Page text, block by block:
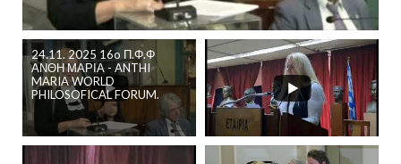
24.11. 2025 16o Π.Φ.Φ
ΑΝΘΗ ΜΑΡΙΑ - ANTHI
MARIA WORLD
PHILOSOFICAL FORUM.